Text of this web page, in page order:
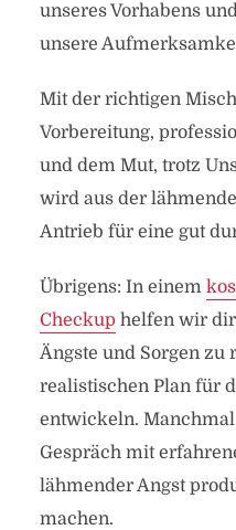
unseres Vorhabens
unsere
Mit der richtigen
Vorbereitung,
und dem Mut, trotz
wird aus der
Antrieb für eine gut
Übrigens: In einem
Checkuphelfen wir dir
Ängste und Sorgen
realistischen Plan für
entwickeln.
Gespräch mit
lähmender Angst
machen.